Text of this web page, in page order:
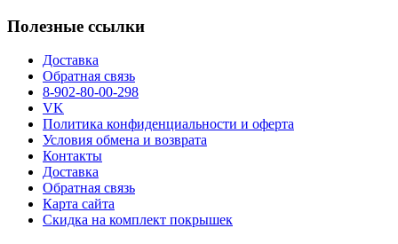
Полезные ссылки
Доставка
Обратная связь
8-902-80-00-298
VK
Политика конфиденциальности и оферта
Условия обмена и возврата
Контакты
Доставка
Обратная связь
Карта сайта
Скидка на комплект покрышек